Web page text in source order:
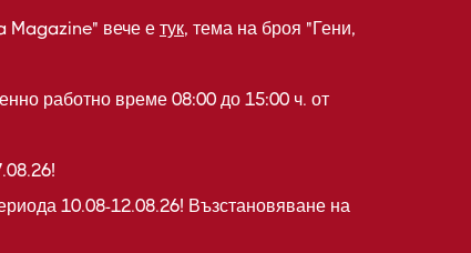
Magazine" вече е тук, тема на броя "Гени,
работно време 08:00 до 15:00 ч. от
10.08-12.08.26! Възстановяване на